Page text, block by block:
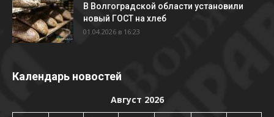
В Волгоградской области установили
новый ГОСТ на хлеб
01.04.2026 в 16:23
Календарь новостей
Август 2026